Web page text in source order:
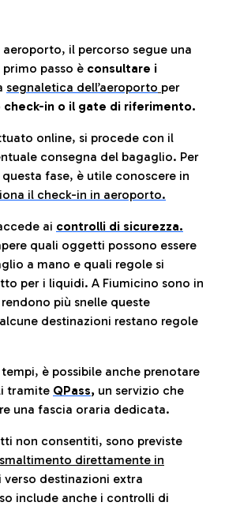
il percorso segue una
passo è consultare i
segnaletica dell’aeroporto per
check-in o il gate di riferimento.
online, si procede con il
consegna del bagaglio. Per
fase, è utile conoscere in
il check-in in aeroporto.
ai controlli di sicurezza.
quali oggetti possono essere
a mano e quali regole si
per i liquidi. A Fiumicino sono in
più snelle queste
destinazioni restano regole
è possibile anche prenotare
tramite QPass, un servizio che
una fascia oraria dedicata.
non consentiti, sono previste
direttamente in
verso destinazioni extra
include anche i controlli di